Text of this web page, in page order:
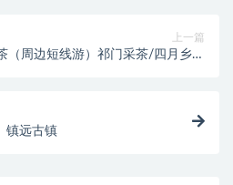
上一篇
（周边短线游）祁门采茶/四月乡村
镇远古镇